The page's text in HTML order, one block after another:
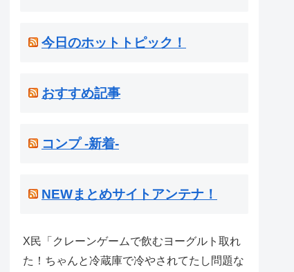
今日のホットトピック！
おすすめ記事
コンプ -新着-
NEWまとめサイトアンテナ！
X民「クレーンゲームで飲むヨーグルト取れ
た！ちゃんと冷蔵庫で冷やされてたし問題な